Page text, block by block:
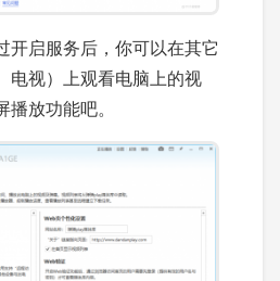
开启服务后，你可以在其它
电视）上观看电脑上的视
放功能吧。